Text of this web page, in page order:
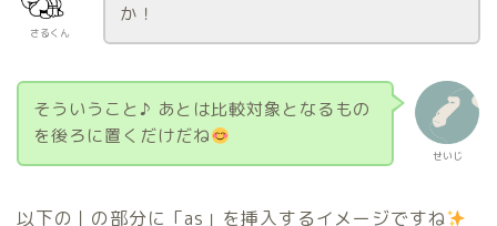
さるくん
か！
せいじ
そういうこと♪ あとは比較対象となるもの
を後ろに置くだけだね
以下の｜の部分に「as」を挿入するイメージですね